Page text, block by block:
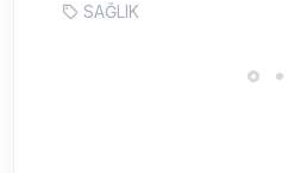
SAĞLIK